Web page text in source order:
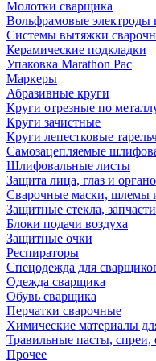
Молотки сварщика
Вольфрамовые электроды
Системы вытяжки
Керамические подкладки
Упаковка Marathon Pac
Маркеры
Абразивные круги
Круги отрезные по
Круги зачистные
Круги лепестковые
Самозацепляемые
Шлифовальные листы
Защита лица, глаз и
Сварочные маски, шлемы
Защитные стекла,
Блоки подачи воздуха
Защитные очки
Респираторы
Спецодежда для
Одежда сварщика
Обувь сварщика
Перчатки сварочные
Химические материалы
Травильные пасты,
Прочее